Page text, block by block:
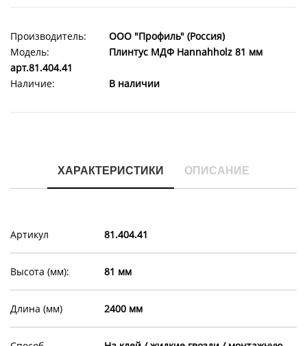
Производитель:
ООО "Профиль" (Россия)
Модель:
Плинтус МДФ Hannahholz 81 мм
арт.81.404.41
Наличие:
В наличии
ХАРАКТЕРИСТИКИ ОПИСАНИЕ
Артикул 81.404.41
Высота (мм): 81 мм
Длина (мм) 2400 мм